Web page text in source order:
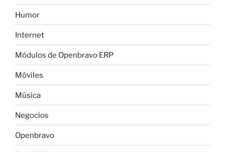
Humor
Internet
Módulos de Openbravo ERP
Móviles
Música
Negocios
Openbravo